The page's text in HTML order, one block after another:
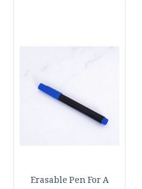
Erasable Pen For A